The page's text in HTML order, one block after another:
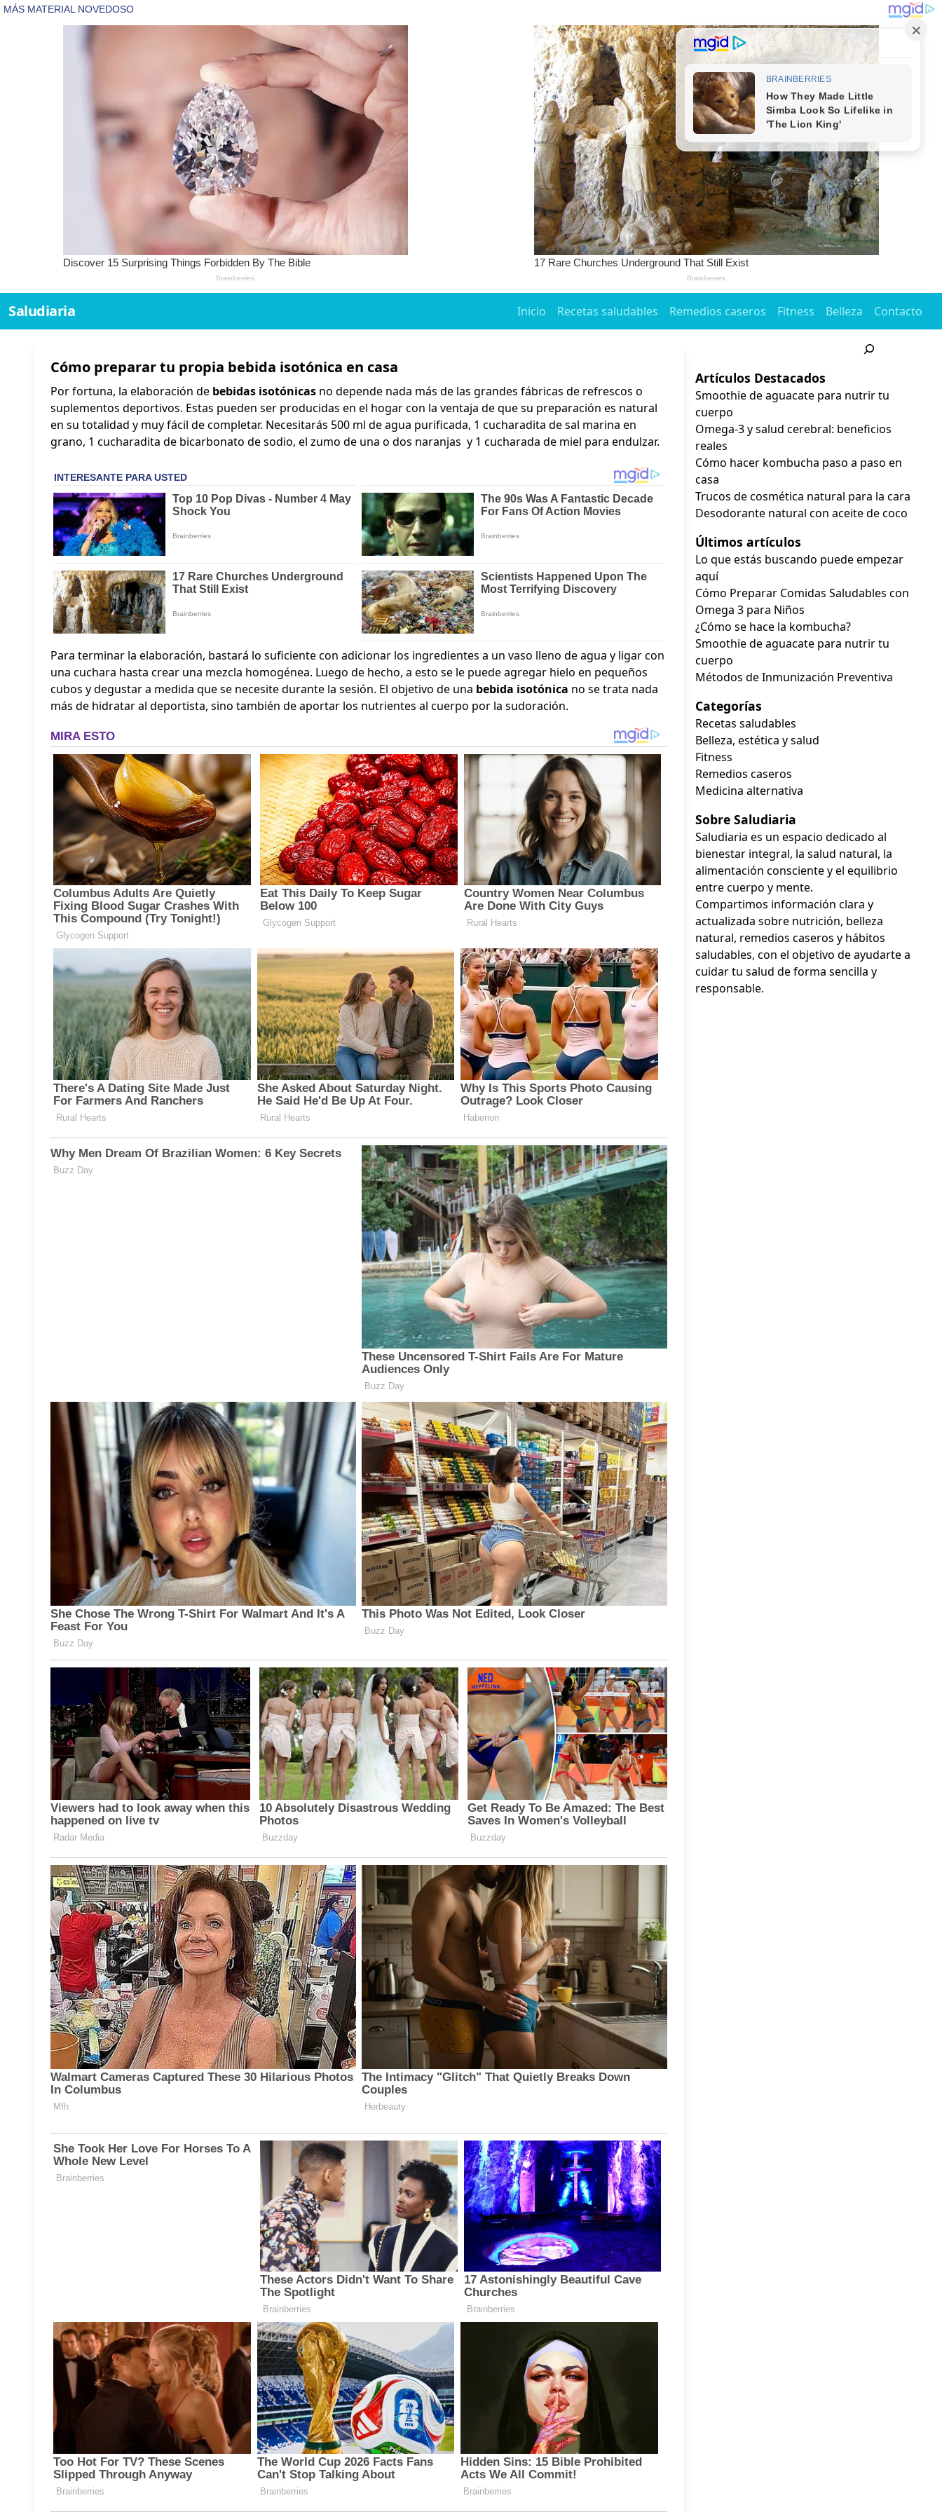
Saludiaria Inicio Recetas saludables Remedios caseros Fitness Belleza Contacto
Cómo preparar tu propia bebida isotónica en casa
Por fortuna, la elaboración de bebidas isotónicas no depende nada más de las grandes fábricas de refrescos o
suplementos deportivos. Estas pueden ser producidas en el hogar con la ventaja de que su preparación es natural
en su totalidad y muy fácil de completar. Necesitarás 500 ml de agua purificada, 1 cucharadita de sal marina en
grano, 1 cucharadita de bicarbonato de sodio, el zumo de una o dos naranjas y 1 cucharada de miel para endulzar.
Para terminar la elaboración, bastará lo suficiente con adicionar los ingredientes a un vaso lleno de agua y ligar con
una cuchara hasta crear una mezcla homogénea. Luego de hecho, a esto se le puede agregar hielo en pequeños
cubos y degustar a medida que se necesite durante la sesión. El objetivo de una bebida isotónica no se trata nada
más de hidratar al deportista, sino también de aportar los nutrientes al cuerpo por la sudoración.
Artículos Destacados
Smoothie de aguacate para nutrir tu
cuerpo
Omega-3 y salud cerebral: beneficios
reales
Cómo hacer kombucha paso a paso en
casa
Trucos de cosmética natural para la cara
Desodorante natural con aceite de coco
Últimos artículos
Lo que estás buscando puede empezar
aquí
Cómo Preparar Comidas Saludables con
Omega 3 para Niños
¿Cómo se hace la kombucha?
Smoothie de aguacate para nutrir tu
cuerpo
Métodos de Inmunización Preventiva
Categorías
Recetas saludables
Belleza, estética y salud
Fitness
Remedios caseros
Medicina alternativa
Sobre Saludiaria
Saludiaria es un espacio dedicado al
bienestar integral, la salud natural, la
alimentación consciente y el equilibrio
entre cuerpo y mente.
Compartimos información clara y
actualizada sobre nutrición, belleza
natural, remedios caseros y hábitos
saludables, con el objetivo de ayudarte a
cuidar tu salud de forma sencilla y
responsable.